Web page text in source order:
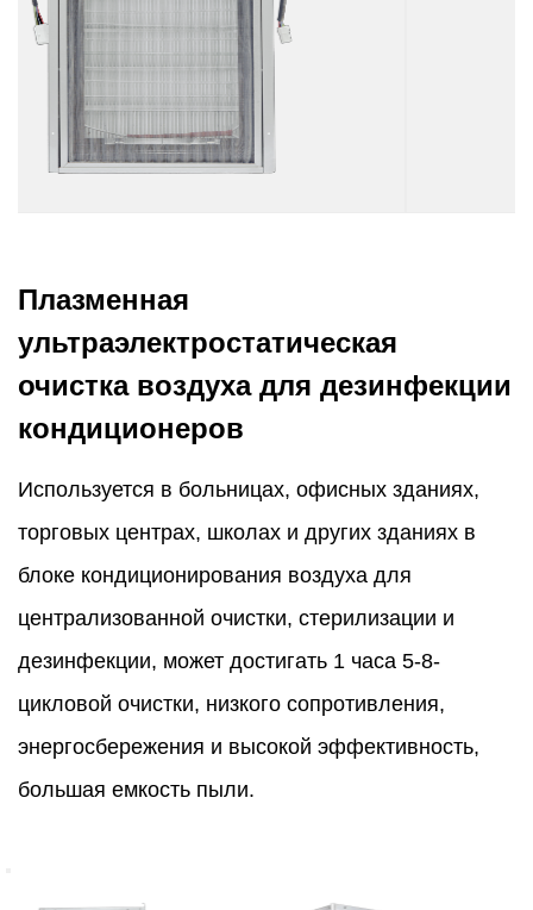
Плазменная
ультраэлектростатическая
очистка воздуха для дезинфекции
кондиционеров
Используется в больницах, офисных зданиях,
торговых центрах, школах и других зданиях в
блоке кондиционирования воздуха для
централизованной очистки, стерилизации и
дезинфекции, может достигать 1 часа 5-8-
цикловой очистки, низкого сопротивления,
энергосбережения и высокой эффективность,
большая емкость пыли.